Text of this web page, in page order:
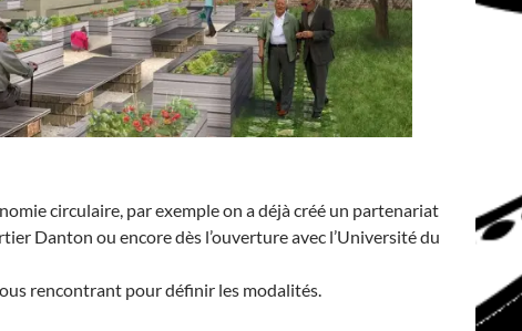
circulaire, par exemple on a déjà créé un partenariat
Danton ou encore dès l’ouverture avec l’Université du
rencontrant pour définir les modalités.